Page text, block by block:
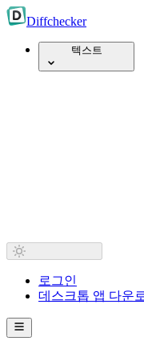
Diffchecker
텍스트
로그인
데스크톱 앱 다운